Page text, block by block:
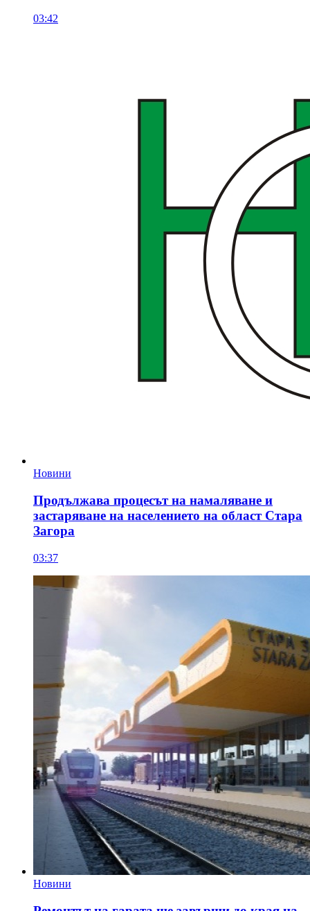
03:42
Новини
Продължава процесът на намаляване и
застаряване на населението на област Стара
Загора
03:37
Новини